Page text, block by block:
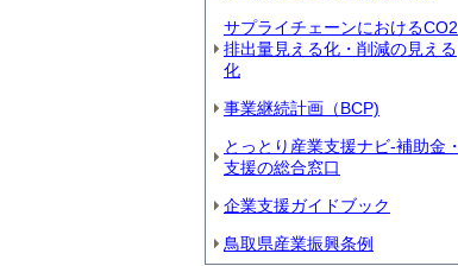
サプライチェーンにおけるCO2
排出量見える化・削減の見える
化
事業継続計画（BCP)
とっとり産業支援ナビ-補助金・
支援の総合窓口
企業支援ガイドブック
鳥取県産業振興条例